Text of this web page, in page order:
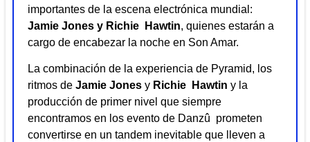
Música
importantes de la escena electrónica mundial:
Jamie Jones y Richie Hawtin, quienes estarán a
cargo de encabezar la noche en Son Amar.
La combinación de la experiencia de Pyramid, los
ritmos de Jamie Jones y Richie Hawtin y la
producción de primer nivel que siempre
encontramos en los evento de Danzû prometen
convertirse en un tandem inevitable que lleven a